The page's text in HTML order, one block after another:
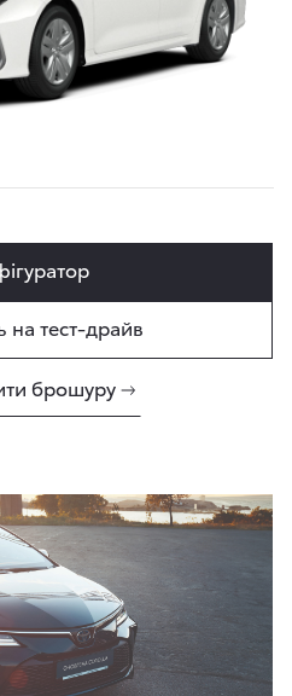
на тест-драйв
брошуру